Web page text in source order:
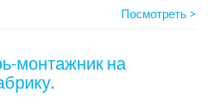
среднее специальное
в меся...
Посмотреть >
монтажник на